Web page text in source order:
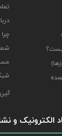
الکترونیک و